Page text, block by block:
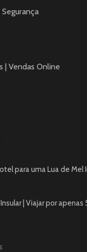
| Vendas Online
para uma Lua de Mel
| Viajar por apenas